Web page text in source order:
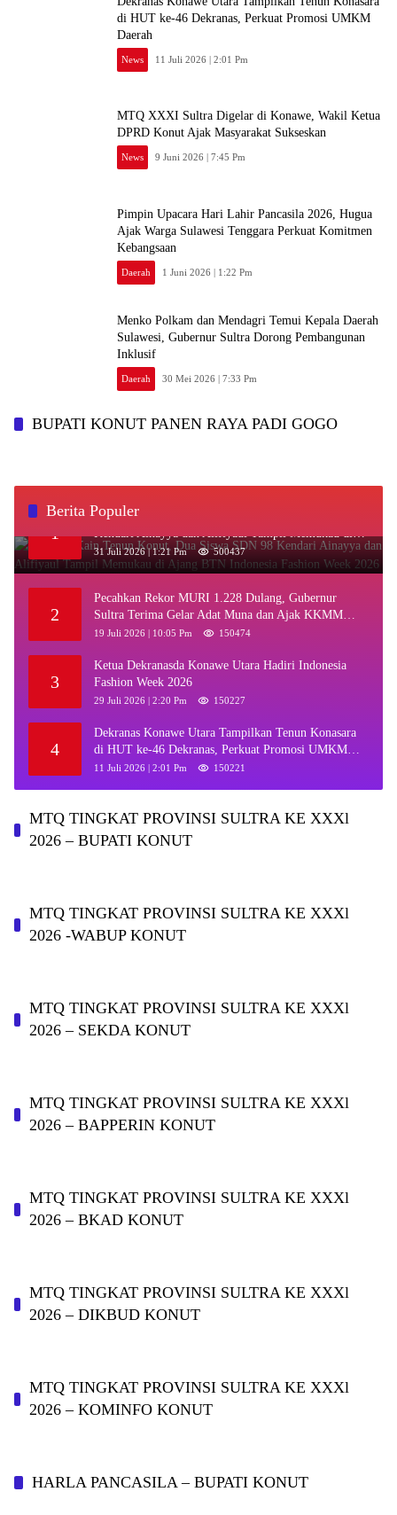
di HUT ke-46 Dekranas, Perkuat Promosi UMKM
Daerah
News 11 Juli 2026 | 2:01 Pm
MTQ XXXI Sultra Digelar di Konawe, Wakil Ketua
DPRD Konut Ajak Masyarakat Sukseskan
News 9 Juni 2026 | 7:45 Pm
Pimpin Upacara Hari Lahir Pancasila 2026, Hugua
Ajak Warga Sulawesi Tenggara Perkuat Komitmen
Kebangsaan
Daerah 1 Juni 2026 | 1:22 Pm
Menko Polkam dan Mendagri Temui Kepala Daerah
Sulawesi, Gubernur Sultra Dorong Pembangunan
Inklusif
Daerah 30 Mei 2026 | 7:33 Pm
BUPATI KONUT PANEN RAYA PADI GOGO
Berita Populer
1
‎Kenakan Kain Tenun Konut, Dua Siswa SDN 98
Kendari Ainayya dan Alifiyaul Tampil Memukau di
Ajang BTN Indonesia Fashion Week 2026
31 Juli 2026 | 1:21 Pm 500437
2
Pecahkan Rekor MURI 1.228 Dulang, Gubernur
Sultra Terima Gelar Adat Muna dan Ajak KKMM
Bersinergi
19 Juli 2026 | 10:05 Pm 150474
3
Ketua Dekranasda Konawe Utara Hadiri Indonesia
Fashion Week 2026
29 Juli 2026 | 2:20 Pm 150227
4
Dekranas Konawe Utara Tampilkan Tenun Konasara
di HUT ke-46 Dekranas, Perkuat Promosi UMKM
Daerah
11 Juli 2026 | 2:01 Pm 150221
MTQ TINGKAT PROVINSI SULTRA KE XXXl
2026 – BUPATI KONUT
MTQ TINGKAT PROVINSI SULTRA KE XXXl
2026 -WABUP KONUT
MTQ TINGKAT PROVINSI SULTRA KE XXXl
2026 – SEKDA KONUT
MTQ TINGKAT PROVINSI SULTRA KE XXXl
2026 – BAPPERIN KONUT
MTQ TINGKAT PROVINSI SULTRA KE XXXl
2026 – BKAD KONUT
MTQ TINGKAT PROVINSI SULTRA KE XXXl
2026 – DIKBUD KONUT
MTQ TINGKAT PROVINSI SULTRA KE XXXl
2026 – KOMINFO KONUT
HARLA PANCASILA – BUPATI KONUT